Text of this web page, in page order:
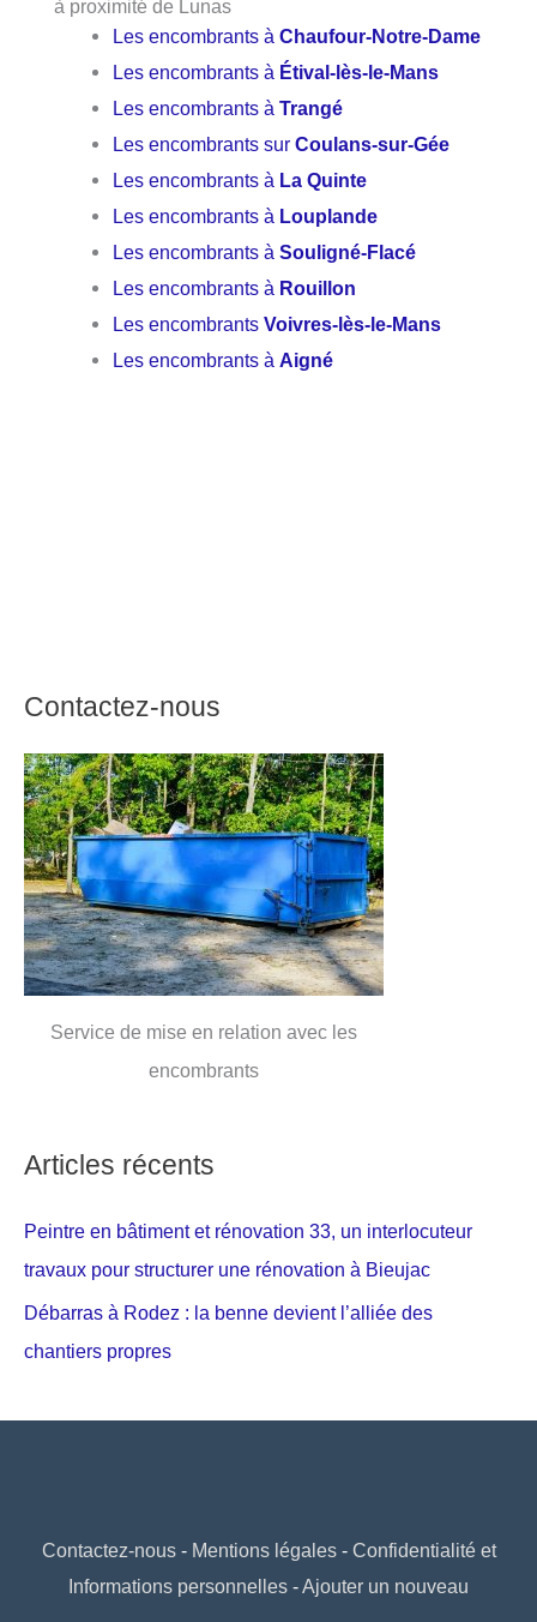
à proximité de Lunas
Les encombrants àChaufour-Notre-Dame
Les encombrants à Étival-lès-le-Mans
Les encombrants àTrangé
Les encombrants surCoulans-sur-Gée
Les encombrants à La Quinte
Les encombrants à Louplande
Les encombrants àSouligné-Flacé
Les encombrants à Rouillon
Les encombrantsVoivres-lès-le-Mans
Les encombrants àAigné
Contactez-nous
Service de mise en relation avec les
encombrants
Articles récents
Peintre en bâtiment et rénovation 33, un interlocuteur
travaux pour structurer une rénovation à Bieujac
Débarras à Rodez : la benne devient l’alliée des
chantiers propres
Contactez-nous- Mentions légales- Confidentialité et
Informations personnelles -Ajouter un nouveau